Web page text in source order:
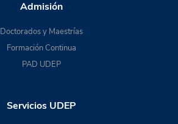
Admisión
Doctorados y Maestrías
Formación Continua
PAD UDEP
Servicios UDEP